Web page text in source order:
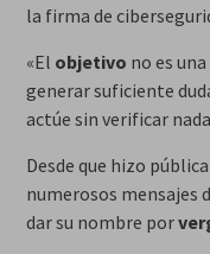
la firma de
«El objetivo no es una
generar suficiente
actúe sin verificar
Desde que hizo
numerosos mensajes
dar su nombre por